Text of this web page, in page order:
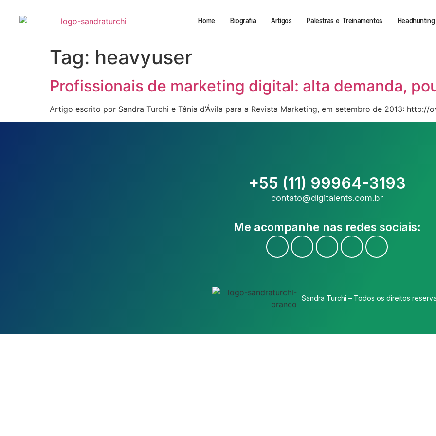
Home Biografia Artigos Palestras e Treinamentos
Tag: heavyuser
Profissionais de marketing digital: alta demanda,
Artigo escrito por Sandra Turchi e Tânia d’Ávila para a Revista Marketing, em setembro de 2013: http://
+55 (11) 99964-3193
contato@digitalents.com.br
Me acompanhe nas redes sociais:
Sandra Turchi – Todos os direitos